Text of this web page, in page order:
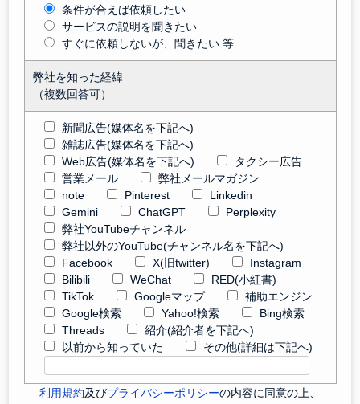
条件が合えば依頼したい
サービスの説明を聞きたい
すぐに依頼しないが、聞きたい 等
弊社を知った経緯
（複数回答可）
新聞広告(媒体名を下記へ)
雑誌広告(媒体名を下記へ)
Web広告(媒体名を下記へ)
タクシー広告
営業メール
弊社メールマガジン
note
Pinterest
Linkedin
Gemini
ChatGPT
Perplexity
弊社YouTubeチャンネル
弊社以外のYouTube(チャンネル名を下記へ)
Facebook
X(旧twitter)
Instagram
Bilibili
WeChat
RED(小紅書)
TikTok
Googleマップ
補助エンジン
Google検索
Yahoo!検索
Bing検索
Threads
紹介(紹介者を下記へ)
以前から知っていた
その他(詳細は下記へ)
利用規約及びプライバシーポリシーの内容に同意の上、